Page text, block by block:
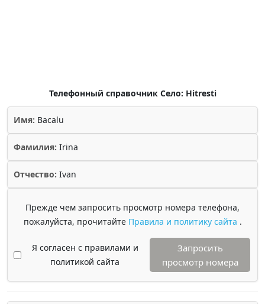
Телефонный справочник Село: Hitresti
Имя: Bacalu
Фамилия: Irina
Отчество: Ivan
Прежде чем запросить просмотр номера телефона,
пожалуйста, прочитайте Правила и политику сайта .
Я согласен с правилами и
политикой сайта
Запросить
просмотр номера